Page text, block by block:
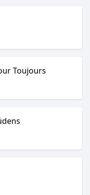
Toujours